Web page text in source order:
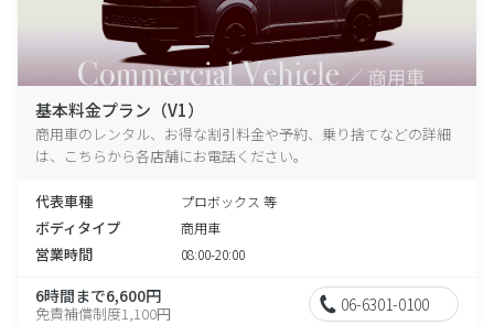
基本料金プラン（V1）
商用車のレンタル、お得な割引料金や予約、乗り捨てなどの詳細
は、こちらから各店舗にお電話ください。
代表車種 プロボックス 等
ボディタイプ 商用車
営業時間 08:00-20:00
6時間まで6,600円
免責補償制度1,100円 06-6301-0100